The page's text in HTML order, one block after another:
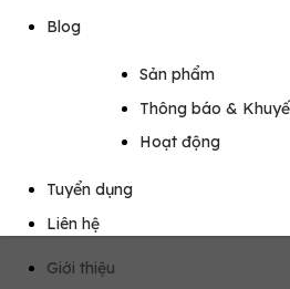
Blog
Sản phẩm
Thông báo &
Hoạt động
Tuyển dụng
Liên hệ
Giới thiệu